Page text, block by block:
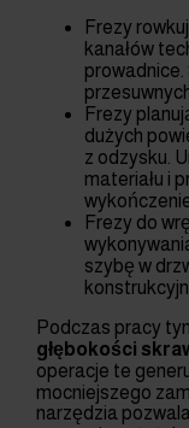
Frezy
kanałów
Frezy
dużych
z odzysku.
materiału i
Frezy do
szybę w
Podczas pracy
głębokości
operacje te
mocniejszego
narzędzia